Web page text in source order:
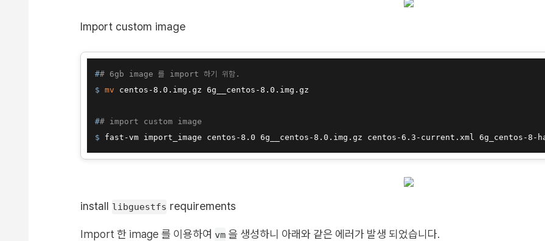
Import custom image
## 6gb image 를 import 하기 위함.
$ mv centos-8.0.img.gz 6g__centos-8.0.img.gz
## import custom image
$ fast-vm import_image centos-8.0 6g__centos-8.0.img.gz centos-6.3-current.xml 6g_centos-8-
install libguestfs requirements
Import 한 image 를 이용하여 vm 을 생성하니 아래와 같은 에러가 발생 되었습니다.